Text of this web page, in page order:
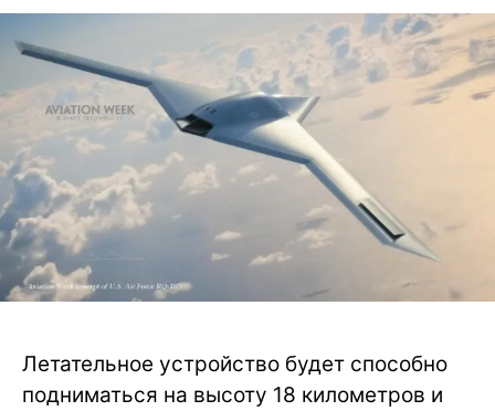
Летательное устройство будет способно
подниматься на высоту 18 километров и